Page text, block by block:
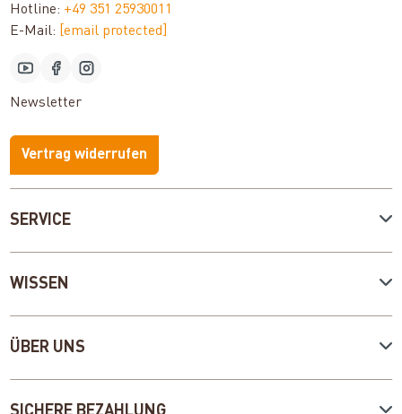
SERVICE
WISSEN
ÜBER UNS
Hotline: +49 351 25930011
E-Mail:
[email protected]
Newsletter
Vertrag widerrufen